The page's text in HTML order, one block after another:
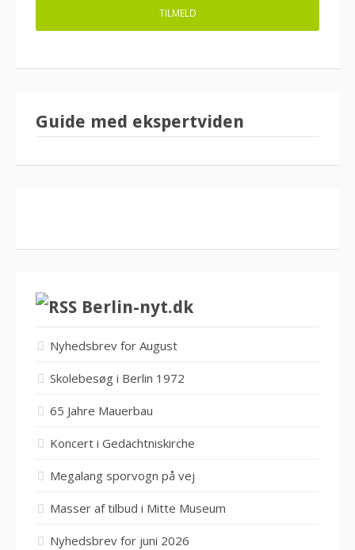
Guide med ekspertviden
Berlin-nyt.dk
Nyhedsbrev for August
Skolebesøg i Berlin 1972
65 Jahre Mauerbau
Koncert i Gedächtniskirche
Megalang sporvogn på vej
Masser af tilbud i Mitte Museum
Nyhedsbrev for juni 2026